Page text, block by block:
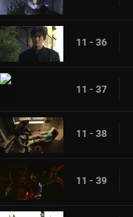
11 - 36
11 - 37
11 - 38
11 - 39